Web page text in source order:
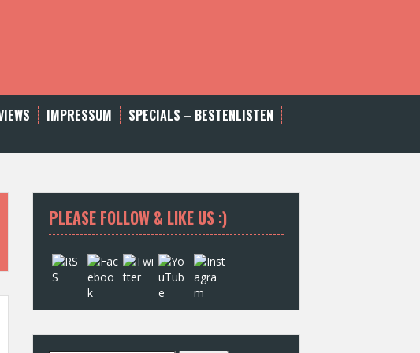
IMPRESSUM
SPECIALS – BESTENLISTEN
PLEASE FOLLOW & LIKE US :)